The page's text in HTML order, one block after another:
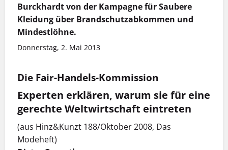
Burckhardt von der Kampagne für Saubere
Kleidung über Brandschutzabkommen und
Mindestlöhne.
Donnerstag, 2. Mai 2013
Die Fair-Handels-Kommission
Experten erklären, warum sie für eine
gerechte Weltwirtschaft eintreten
(aus Hinz&Kunzt 188/Oktober 2008, Das
Modeheft)